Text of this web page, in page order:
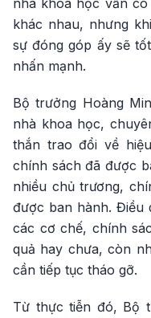
khác nhau, nhưng
sự đóng góp ấy sẽ
nhấn mạnh.
Bộ trưởng Hoàng
nhà khoa học,
thắn trao đổi về
chính sách đã được
nhiều chủ trương,
được ban hành. Điều
các cơ chế, chính
quả hay chưa, còn
cần tiếp tục tháo gỡ.
Từ thực tiễn đó, Bộ